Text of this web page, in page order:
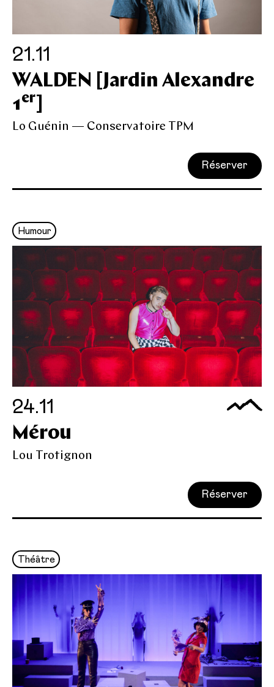
21.11
WALDEN [Jardin Alexandre
1er
Lo Guénin — Conservatoire TPM
Réserver
Humour
24.11
Mérou
Lou Trotignon
Réserver
Théâtre